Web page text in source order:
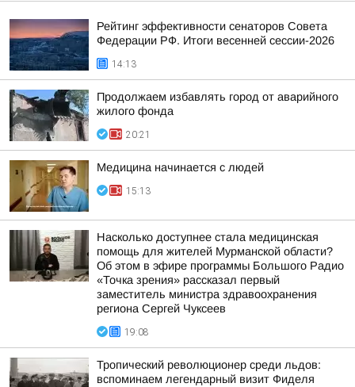
Рейтинг эффективности сенаторов Совета
Федерации РФ. Итоги весенней сессии-2026
14:13
Продолжаем избавлять город от аварийного
жилого фонда
20:21
Медицина начинается с людей
15:13
Насколько доступнее стала медицинская
помощь для жителей Мурманской области?
Об этом в эфире программы Большого Радио
«Точка зрения» рассказал первый
заместитель министра здравоохранения
региона Сергей Чуксеев
19:08
Тропический революционер среди льдов:
вспоминаем легендарный визит Фиделя